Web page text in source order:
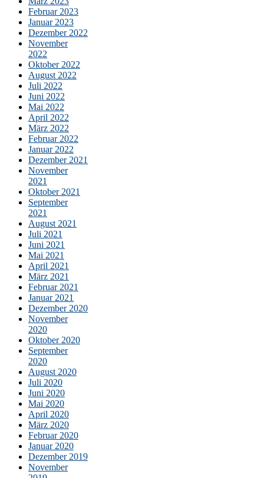
Februar 2023
Januar 2023
Dezember 2022
November
2022
Oktober 2022
August 2022
Juli 2022
Juni 2022
Mai 2022
April 2022
März 2022
Februar 2022
Januar 2022
Dezember 2021
November
2021
Oktober 2021
September
2021
August 2021
Juli 2021
Juni 2021
Mai 2021
April 2021
März 2021
Februar 2021
Januar 2021
Dezember 2020
November
2020
Oktober 2020
September
2020
August 2020
Juli 2020
Juni 2020
Mai 2020
April 2020
März 2020
Februar 2020
Januar 2020
Dezember 2019
November